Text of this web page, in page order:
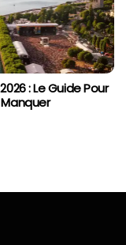
: Le Guide Pour